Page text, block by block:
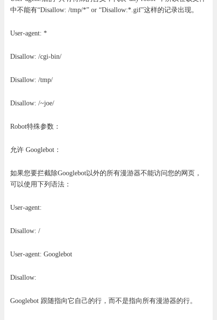
中不能有“Disallow: /tmp/*” or “Disallow:*.gif”这样的记录出现。
User-agent: *
Disallow: /cgi-bin/
Disallow: /tmp/
Disallow: /~joe/
Robot特殊参数：
允许 Googlebot：
如果您要拦截除Googlebot以外的所有漫游器不能访问您的网页，
可以使用下列语法：
User-agent:
Disallow: /
User-agent: Googlebot
Disallow:
Googlebot 跟随指向它自己的行，而不是指向所有漫游器的行。